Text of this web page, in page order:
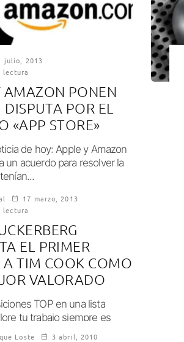
julio, 2013
lectura
AMAZON PONEN
DISPUTA POR EL
«APP STORE»
de hoy: Apple y Amazon
un acuerdo para resolver la
17 marzo, 2013
lectura
EL PRIMER
A TIM COOK COMO
VALORADO
TOP en una lista
tu trabajo siempre es
encima en esa lista...
Loste
3 abril, 2010